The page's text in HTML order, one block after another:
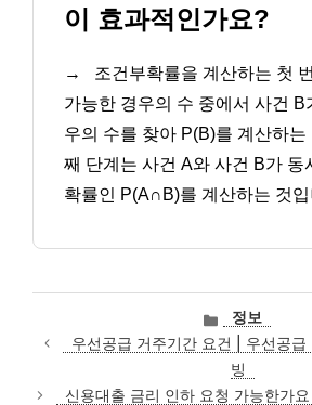
이 효과적인가요?
→
조건부확률을 계산하는 첫
가능한 경우의 수 중에서 사건 B
우의 수를 찾아 P(B)를 계산하는
째 단계는 사건 A와 사건 B가 동
확률인 P(A∩B)를 계산하는 것입
카
테
고
리
정보
우선공급 거주기간 요건 | 우선공급
빙
신용대출 금리 인하 요청 가능한가